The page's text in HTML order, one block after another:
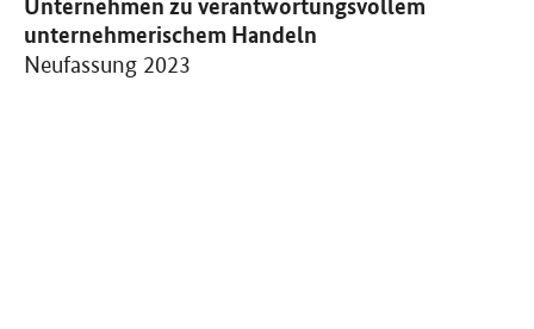
unternehmerischem Handeln
Neufassung 2023